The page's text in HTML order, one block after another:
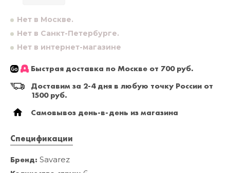
Нет в Москве.
Нет в Санкт-Петербурге.
Нет в интернет-магазине
Быстрая доставка по Москве от 700 руб.
Доставим за 2-4 дня в любую точку России от
1500 руб.
Самовывоз день-в-день из магазина
Спецификации
Бренд: Savarez